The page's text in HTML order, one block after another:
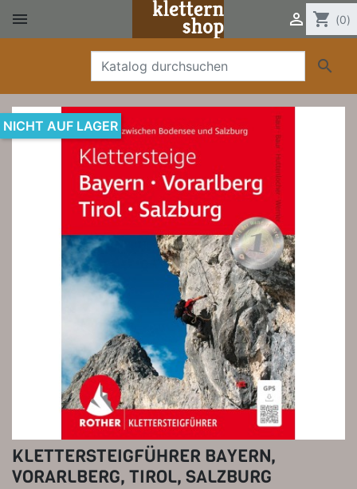
  shopping_cart (0)

NICHT AUF LAGER
KLETTERSTEIGFÜHRER BAYERN,
VORARLBERG, TIROL, SALZBURG